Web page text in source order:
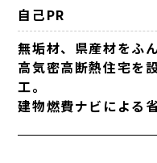
自己PR
無垢材、県産材をふ
高気密高断熱住宅を
工。
建物燃費ナビによる